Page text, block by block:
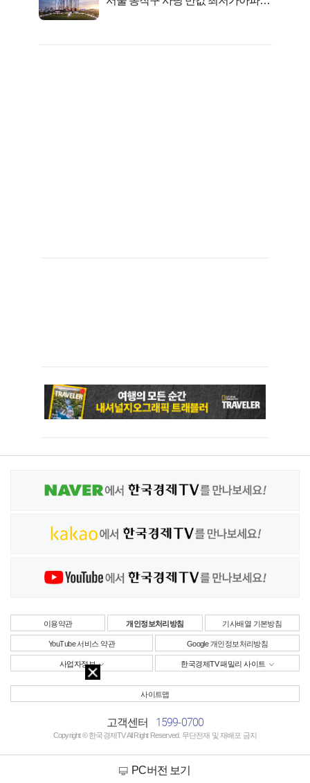
이용약관 개인정보처리방침 기사배열 기본방침
YouTube 서비스 약관 Google 개인정보처리방침
사업자정보 한국경제TV 패밀리 사이트
사이트맵
고객센터 1599-0700
Copyright © 한국경제TV All Right Reserved. 무단전재 및 재배포 금지
PC버전 보기